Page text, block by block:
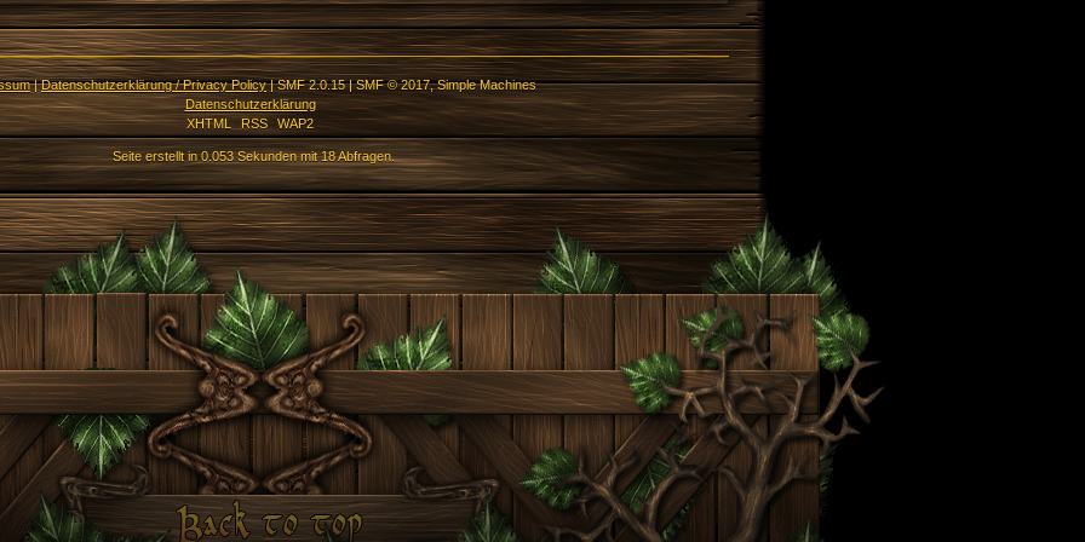
|Datenschutzerklärung / Privacy Policy|SMF 2.0.15|SMF © 2017,Simple Machines
Datenschutzerklärung
XHTML
RSS WAP2
Seite erstellt in 0.053 Sekunden mit 18 Abfragen.